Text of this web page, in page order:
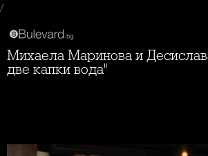
/
Михаела Маринова и Десислава преди "Като
две капки вода"